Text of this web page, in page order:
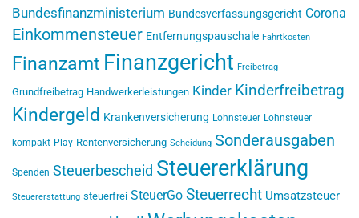
Bundesfinanzministerium Bundesverfassungsgericht Corona
Einkommensteuer Entfernungspauschale Fahrtkosten
Finanzamt Finanzgericht Freibetrag
Grundfreibetrag Handwerkerleistungen Kinder Kinderfreibetrag
Kindergeld Krankenversicherung Lohnsteuer Lohnsteuer
kompakt Play Rentenversicherung Scheidung Sonderausgaben
Spenden Steuerbescheid Steuererklärung
Steuererstattung steuerfrei SteuerGo Steuerrecht Umsatzsteuer